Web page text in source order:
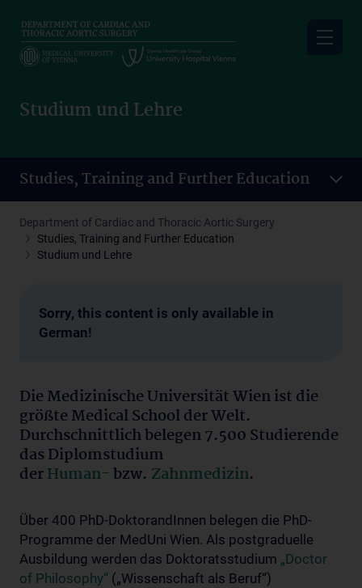
main
content
Studium und Lehre
Studies, Training and Further Education
Department of Cardiac and Thoracic Aortic Surgery
Studies, Training and Further Education
Studium und Lehre
Sorry, this content is only available in
German!
Die Medizinische Universität Wien ist die
größte Medical School der Welt.
Durchschnittlich belegen 7.500 Studierende
das Diplomstudium
derHuman-bzw. Zahnmedizin.
Über 400 PhD-DoktorandInnen belegen die PhD-
Programme der MedUni Wien. Als postgraduelle
Ausbildung werden das Doktoratsstudium „Doctor
of Philosophy“ („Wissenschaft als Beruf“)